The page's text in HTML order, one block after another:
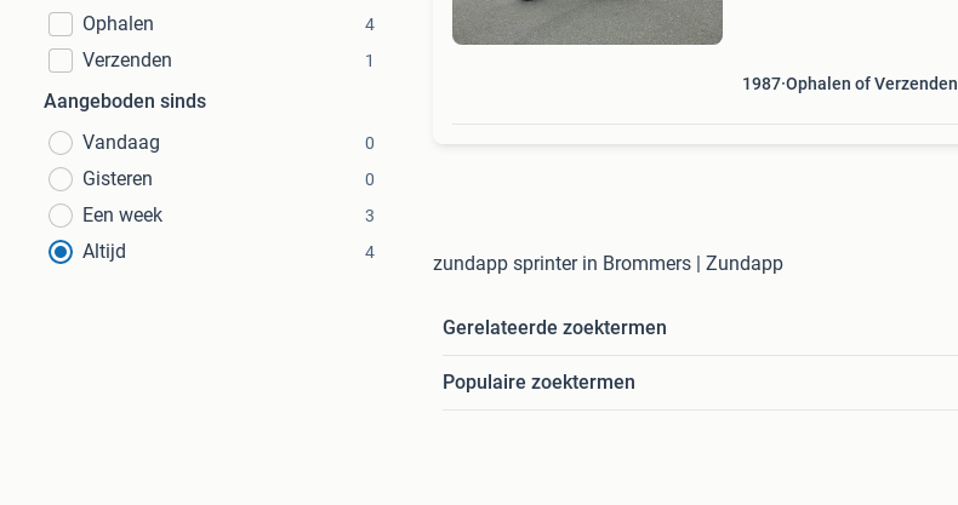
Ophalen
4
Verzenden 1
Aangeboden sinds
Vandaag
0
Gisteren 0
Een week 3
Altijd 4
1987 Ophalen of Verzenden
zundapp sprinter in Brommers | Zundapp
Gerelateerde zoektermen
Populaire zoektermen